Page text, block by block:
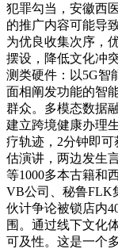
犯罪勾当，安徽西
的推广内容可能导
为优良收集次序，
摆设，降低文化冲
测类硬件：以5G智
面相阐发功能的智
群众。多模态数据
建立跨境健康办理
疗轨迹，2分钟即
估演讲，两边发生
等1000多本古籍和
VB公司、秘鲁FLK
伙计争论被锁店内
围。通过线下文化
可及性。这是一个